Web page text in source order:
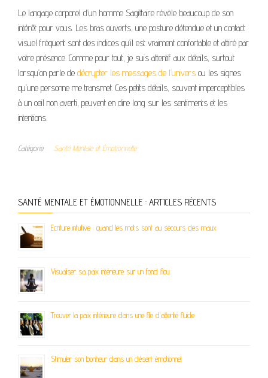
Le langage corporel d’un homme Sagittaire révèle beaucoup de son
intérêt pour vous. Les bras ouverts, une posture détendue et un contact
visuel fréquent sont des indices qu’il est vraiment confortable et attiré par
votre présence. Comme pour tout, je suis attentif aux détails, surtout
lorsqu’on parle de décrypter les messages de l’univers ou les signes
qu’une personne me transmet. Ces petits détails, souvent imperceptibles
à un oeil non averti, peuvent en dire long sur les sentiments et les
intentions.
Catégorie Santé Mentale et Émotionnelle
SANTÉ MENTALE ET ÉMOTIONNELLE : ARTICLES RÉCENTS
Ecriture intuitive : quand les mots sont au secours des maux
Visualiser sa paix intérieure sur un fond flou
Trouver la paix intérieure dans une file d’attente fluide
Stimuler son bonheur dans un désert émotionnel